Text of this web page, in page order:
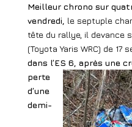
Meilleur chrono sur
vendredi, le septuple
tête du rallye, il devance
(Toyota Yaris WRC) de 17
dans l’ES 6, après une
perte
d’une
demi-